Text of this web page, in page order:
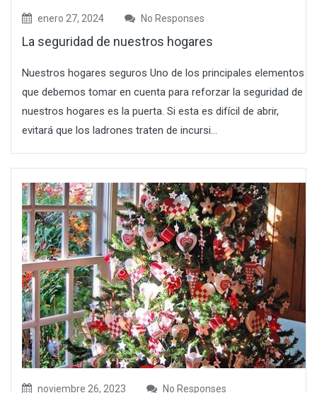
enero 27, 2024 No Responses
La seguridad de nuestros hogares
Nuestros hogares seguros Uno de los principales elementos
que debemos tomar en cuenta para reforzar la seguridad de
nuestros hogares es la puerta. Si esta es difícil de abrir,
evitará que los ladrones traten de incursi...
noviembre 26, 2023 No Responses